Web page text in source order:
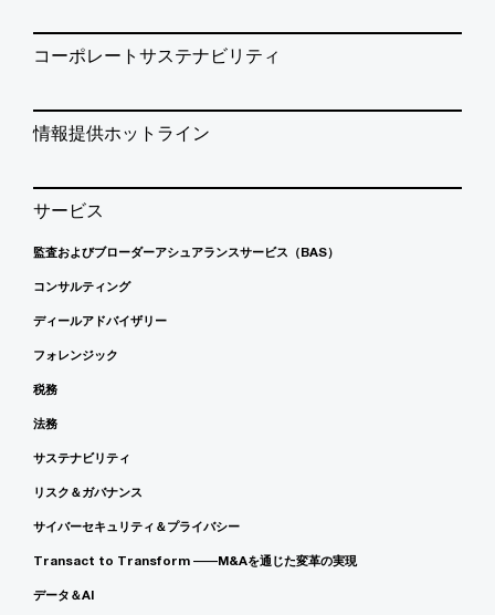
コーポレートサステナビリティ
情報提供ホットライン
サービス
監査およびブローダーアシュアランスサービス（BAS）
コンサルティング
ディールアドバイザリー
フォレンジック
税務
法務
サステナビリティ
リスク＆ガバナンス
サイバーセキュリティ＆プライバシー
Transact to Transform ――M&Aを通じた変革の実現
データ＆AI